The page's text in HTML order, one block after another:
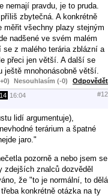
nemají pravdu, je to pruda.
zbytečná. A konkrétně
měřit všechny plazy stejným
nadšené ve svém malém
z malého terária zblázní a
přeci jen větší. A další se
ještě mnohonásobně větší.
Nesouhlasím (-0) Odpovědět
16:04 #12
lidí argumentuje),
terárium a špatné
jaro."
pozorně a nebo jsem se
zdejších znalců dozvěděl
že "to je normální, to dělá
konkrétně otázka na ty